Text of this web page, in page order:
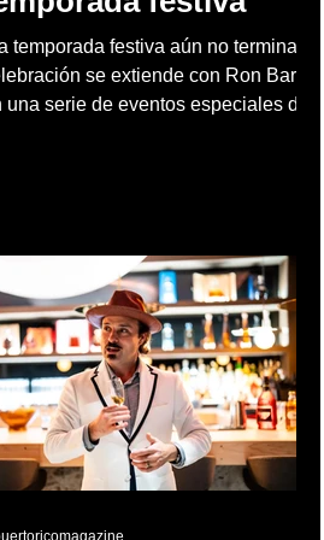
temporada festiva aún no termina! La
se extiende con Ron Barceló
una serie de eventos especiales del